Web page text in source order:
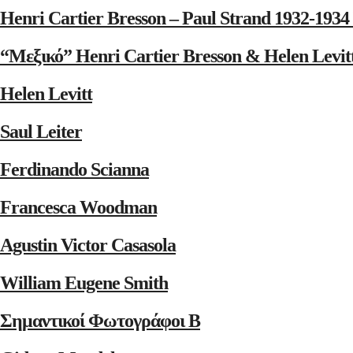
Henri Cartier Bresson – Paul Strand 1932-
“Μεξικό” Henri Cartier Bresson & Helen
Helen Levitt
Saul Leiter
Ferdinando Scianna
Francesca Woodman
Agustin Victor Casasola
William Eugene Smith
Σημαντικοί Φωτογράφοι Β